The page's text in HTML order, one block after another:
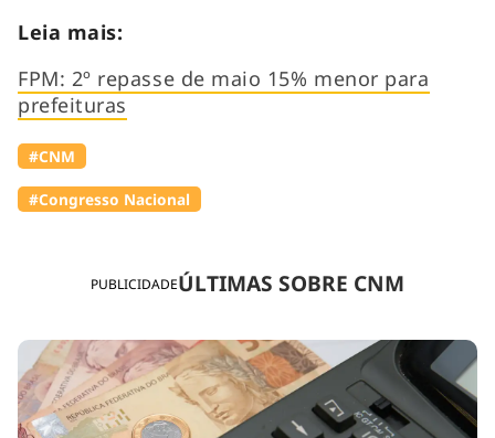
PUBLICIDADEÚLTIMAS SOBRE CNM
Leia mais:
FPM: 2º repasse de maio 15% menor para
prefeituras
#CNM
#Congresso Nacional